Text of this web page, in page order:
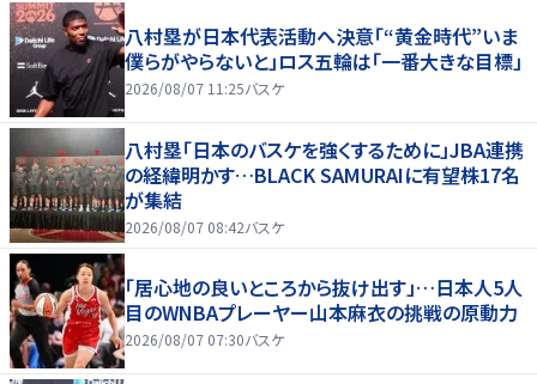
八村塁が日本代表活動へ決意「“黄金時代”いま
僕らがやらないと」ロス五輪は「一番大きな目標」
2026/08/07 11:25バスケ
八村塁「日本のバスケを強くするために」JBA連携
の経緯明かす…BLACK SAMURAIに有望株17名
が集結
2026/08/07 08:42バスケ
「居心地の良いところから抜け出す」…日本人5人
目のWNBAプレーヤー山本麻衣の挑戦の原動力
2026/08/07 07:30バスケ